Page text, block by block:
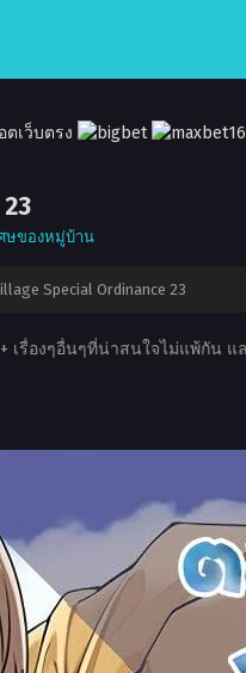
ษของหมู่บ้าน
Special Ordinance 23
เรื่องๆอื่นๆที่น่าสนใจไม่แพ้กัน